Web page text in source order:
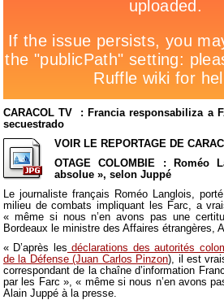
CARACOL TV : Francia responsabiliza a
secuestrado
VOIR LE REPORTAGE DE
OTAGE COLOMBIE :
absolue », selon Juppé
Le journaliste français Roméo Langlois,
milieu de combats impliquant les Farc, a
« même si nous n’en avons pas une
Bordeaux le ministre des Affaires étrangères,
« D’après les déclarations des autorités
de la Défense (Juan Carlos Pinzon), il est
correspondant de la chaîne d’information
par les Farc », « même si nous n’en avons
Alain Juppé à la presse.